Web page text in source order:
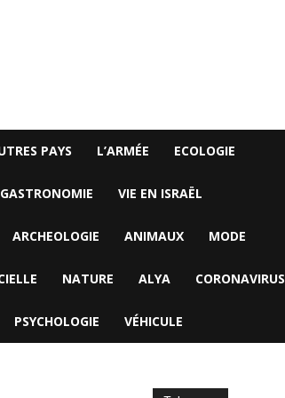
PAYS L’ARMÉE ECOLOGIE
GASTRONOMIE VIE EN ISRAËL
ARCHEOLOGIE ANIMAUX MODE
NATURE ALYA CORONAVIRUS
PSYCHOLOGIE VÉHICULE